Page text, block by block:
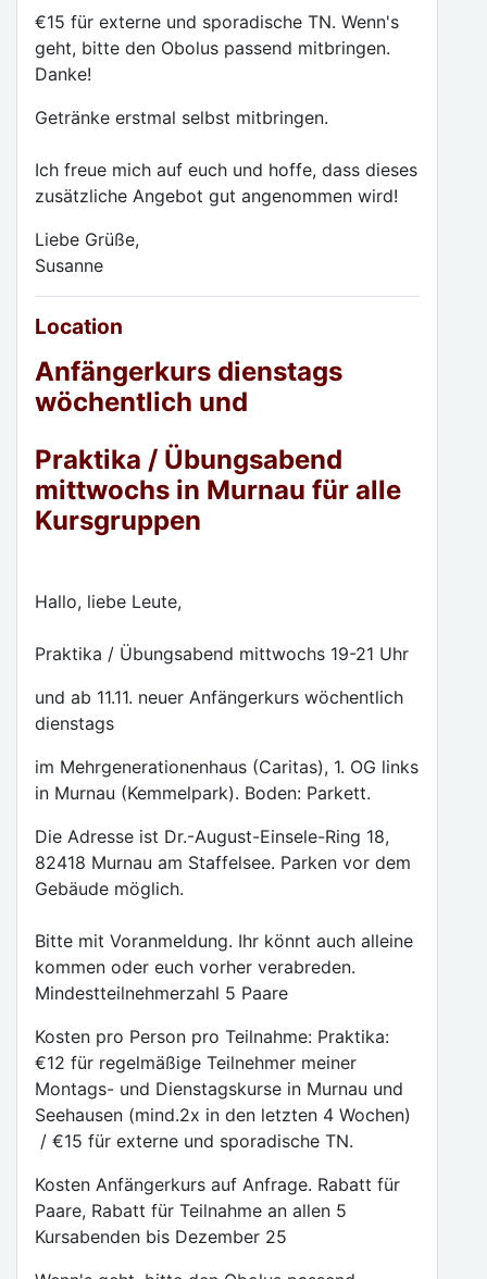
€15 für externe und sporadische TN. Wenn's
geht, bitte den Obolus passend mitbringen.
Danke!
Getränke erstmal selbst mitbringen.
Ich freue mich auf euch und hoffe, dass dieses
zusätzliche Angebot gut angenommen wird!
Liebe Grüße,
Susanne
Location
Anfängerkurs dienstags
wöchentlich und
Praktika / Übungsabend
mittwochs in Murnau für alle
Kursgruppen
Hallo, liebe Leute,
Praktika / Übungsabend mittwochs 19-21 Uhr
und ab 11.11. neuer Anfängerkurs wöchentlich
dienstags
im Mehrgenerationenhaus (Caritas), 1. OG links
in Murnau (Kemmelpark). Boden: Parkett.
Die Adresse ist Dr.-August-Einsele-Ring 18,
82418 Murnau am Staffelsee. Parken vor dem
Gebäude möglich.
Bitte mit Voranmeldung. Ihr könnt auch alleine
kommen oder euch vorher verabreden.
Mindestteilnehmerzahl 5 Paare
Kosten pro Person pro Teilnahme: Praktika:
€12 für regelmäßige Teilnehmer meiner
Montags- und Dienstagskurse in Murnau und
Seehausen (mind.2x in den letzten 4 Wochen)
/ €15 für externe und sporadische TN.
Kosten Anfängerkurs auf Anfrage. Rabatt für
Paare, Rabatt für Teilnahme an allen 5
Kursabenden bis Dezember 25